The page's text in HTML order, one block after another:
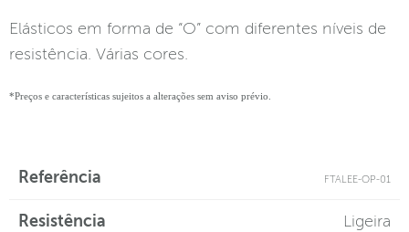
Elásticos em forma de “O” com diferentes níveis de
resistência. Várias cores.
*Preços e características sujeitos a alterações sem aviso prévio.
FTALEE-OP-01
Ligeira